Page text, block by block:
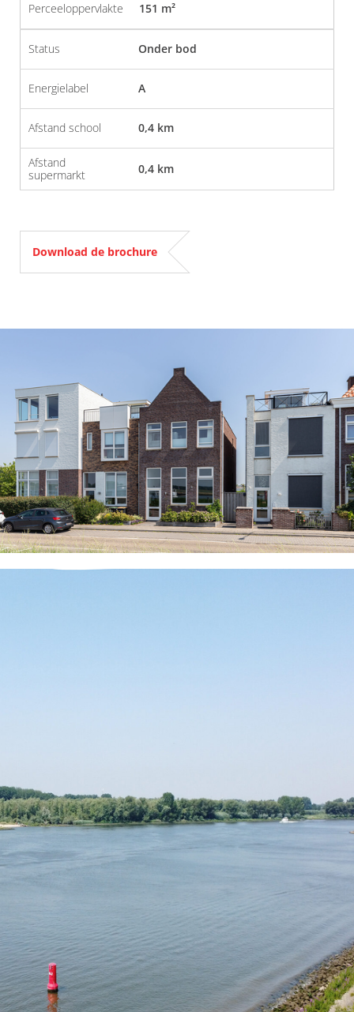
Perceeloppervlakte 151 m²
Status Onder bod
Energielabel A
Afstand school 0,4 km
Afstand
supermarkt
0,4 km
Download de brochure